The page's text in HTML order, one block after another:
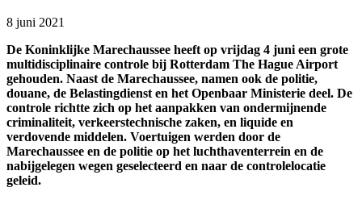
8 juni 2021
De Koninklijke Marechaussee heeft op vrijdag 4 juni een grote
multidisciplinaire controle bij Rotterdam The Hague Airport
gehouden. Naast de Marechaussee, namen ook de politie,
douane, de Belastingdienst en het Openbaar Ministerie deel. De
controle richtte zich op het aanpakken van ondermijnende
criminaliteit, verkeerstechnische zaken, en liquide en
verdovende middelen. Voertuigen werden door de
Marechaussee en de politie op het luchthaventerrein en de
nabijgelegen wegen geselecteerd en naar de controlelocatie
geleid.